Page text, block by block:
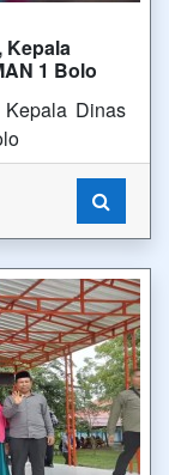
Kepala
1 Bolo
Dinas